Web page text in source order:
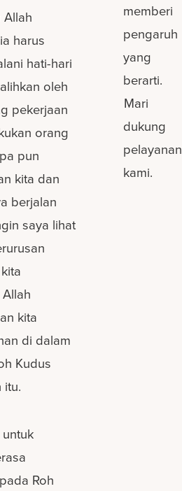
harus
hati-hari
oleh
pekerjaan
orang
pun
kita dan
berjalan
saya lihat
kita
di dalam
Kudus
Roh
memberi
pengaruh
yang
berarti.
Mari
dukung
pelayanan
kami.